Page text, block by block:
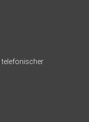
telefonischer